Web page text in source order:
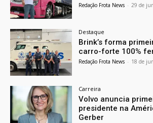
Redação Frota News - 29 de
Destaque
Brink’s forma
carro-forte 100%
Redação Frota News - 18 de
Carreira
Volvo anuncia
presidente na
Gerber